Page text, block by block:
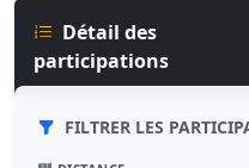
Détail des
participations
FILTRER LES